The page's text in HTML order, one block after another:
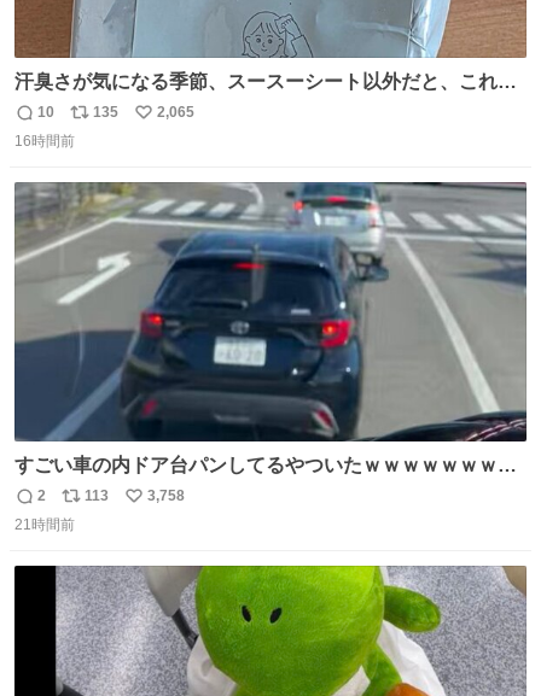
汗臭さが気になる季節、スースーシート以外だと、これが
とにかくスッキリする。2年くらい前に #生活は踊る で紹
介したやつ。おじさんにもおばさんにもオススメだ。ドラ
汗拭きシートみたいなもの。耳裏襟足首筋がんがん拭いて
汗臭不安を解消。
返
信
10
リ
ポ
ト
数
135
い
数
2,065
16時間前
すごい車の内ドア台パンしてるやついたｗｗｗｗｗｗｗｗ
ｗｗｗｗｗｗ
返
信
2
リ
ポ
ト
数
113
い
数
3,758
21時間前